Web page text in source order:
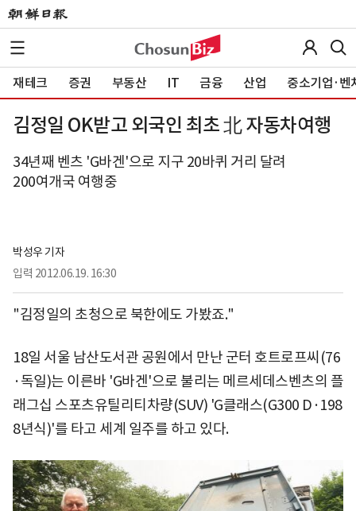
재테크 증권 부동산 IT 금융 산업 중소기업·벤
김정일 OK받고 외국인 최초 北 자동차여행
34년째 벤츠 'G바겐'으로 지구 20바퀴 거리 달려
200여개국 여행중
박성우 기자
입력 2012.06.19. 16:30
"김정일의 초청으로 북한에도 가봤죠."
18일 서울 남산도서관 공원에서 만난 군터 호트로프씨(76
·독일)는 이른바 'G바겐'으로 불리는 메르세데스벤츠의 플
래그십 스포츠유틸리티차량(SUV) 'G클래스(G300 D·198
8년식)'를 타고 세계 일주를 하고 있다.